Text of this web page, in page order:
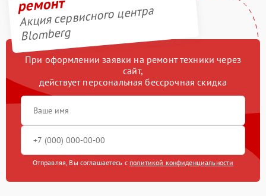
ремонт
Акция сервисного центра
Blomberg
При оформлении заявки на ремонт техники через
сайт,
действует персональная бессрочная скидка
Отправляя, Вы соглашаетесь с политикой конфиденциальности